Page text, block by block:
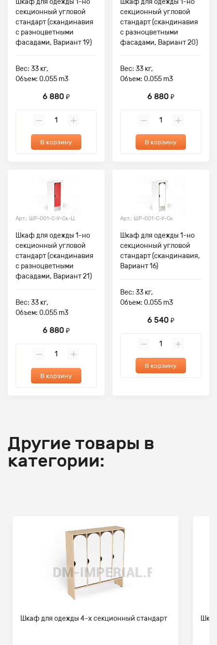
Шкаф для одежды 1-но
секционный угловой
стандарт (скандинавия
с разноцветными
фасадами, Вариант 19)
Вес: 33 кг,
Объем: 0.055 m3
6 880 ₽
В корзину
Шкаф для одежды 1-но
секционный угловой
стандарт (скандинавия
с разноцветными
фасадами, Вариант 20)
Вес: 33 кг,
Объем: 0.055 m3
6 880 ₽
В корзину
Арт.: ШР-001-С-У-Ск-Ц
Шкаф для одежды 1-но
секционный угловой
стандарт (скандинавия
с разноцветными
фасадами, Вариант 21)
Вес: 33 кг,
Объем: 0.055 m3
6 880 ₽
В корзину
Арт.: ШР-001-С-У-Ск
Шкаф для одежды 1-но
секционный угловой
стандарт (скандинавия,
Вариант 16)
Вес: 33 кг,
Объем: 0.055 m3
6 540 ₽
В корзину
Другие товары в
категории:
Шкаф для одежды 4-х секционный стандарт